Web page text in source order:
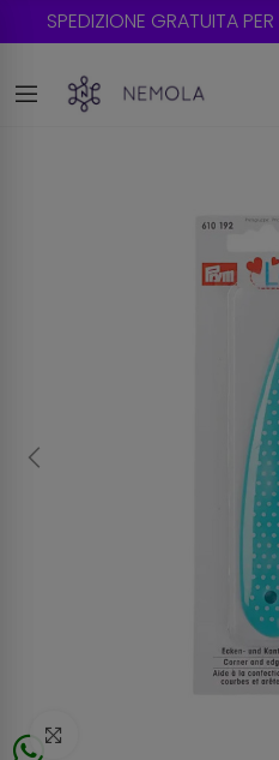
SPEDIZIONE GRATUITA